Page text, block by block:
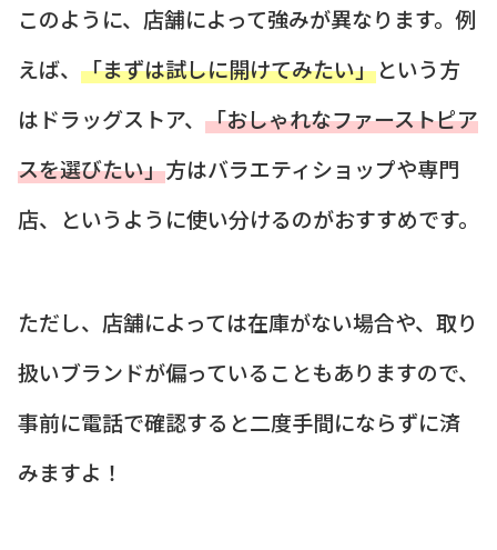
このように、店舗によって強みが異なります。例
えば、 「まずは試しに開けてみたい」という方
はドラッグストア、 「おしゃれなファーストピア
スを選びたい」方はバラエティショップや専門
店、というように使い分けるのがおすすめです。
ただし、店舗によっては在庫がない場合や、取り
扱いブランドが偏っていることもありますので、
事前に電話で確認すると二度手間にならずに済
みますよ！